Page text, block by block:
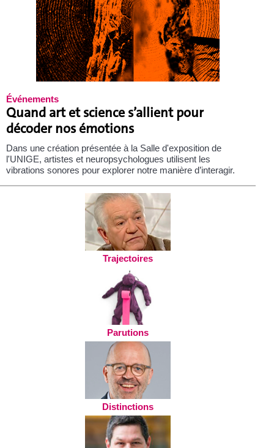
Événements
Quand art et science s’allient pour
décoder nos émotions
Dans une création présentée à la Salle d'exposition de
l'UNIGE, artistes et neuropsychologues utilisent les
vibrations sonores pour explorer notre manière d’interagir.
Trajectoires
Parutions
Distinctions